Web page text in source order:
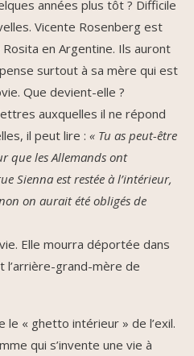
années plus tôt ? Difficile
Vicente Rosenberg est
Rosita en Argentine. Ils auront
surtout à sa mère qui est
Que devient-elle ?
auxquelles il ne répond
il peut lire : « Tu as peut-être
que les Allemands ont
Sienna est restée à l’intérieur,
on aurait été obligés de
Elle mourra déportée dans
l’arrière-grand-mère de
le « ghetto intérieur » de l’exil.
qui s’invente une vie à